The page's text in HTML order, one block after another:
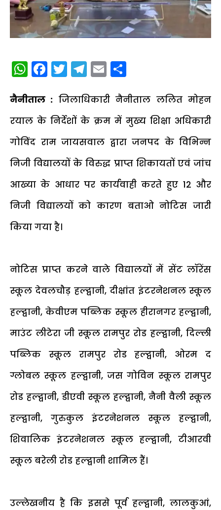
WhatsApp
Facebook
Twitter
Telegram
Email
नैनीताल : जिलाधिकारी नैनीताल ललित मोहन
रयाल के निर्देशों के क्रम में मुख्य शिक्षा अधिकारी
गोविंद राम जायसवाल द्वारा जनपद के विभिन्न
निजी विद्यालयों के विरुद्ध प्राप्त शिकायतों एवं जांच
आख्या के आधार पर कार्यवाही करते हुए 12 और
निजी विद्यालयों को कारण बताओ नोटिस जारी
किया गया है।
नोटिस प्राप्त करने वाले विद्यालयों में सेंट लॉरेंस
स्कूल देवलचौड़ हल्द्वानी, दीक्षांत इंटरनेशनल स्कूल
हल्द्वानी, केवीएम पब्लिक स्कूल हीरानगर हल्द्वानी,
माउंट लीटेरा जी स्कूल रामपुर रोड हल्द्वानी, दिल्ली
पब्लिक स्कूल रामपुर रोड हल्द्वानी, ओरम द
ग्लोबल स्कूल हल्द्वानी, जस गोविन स्कूल रामपुर
रोड हल्द्वानी, डीएवी स्कूल हल्द्वानी, नैनी वैली स्कूल
हल्द्वानी, गुरुकुल इंटरनेशनल स्कूल हल्द्वानी,
शिवालिक इंटरनेशनल स्कूल हल्द्वानी, टीआरवी
स्कूल बरेली रोड हल्द्वानी शामिल हैं।
उल्लेखनीय है कि इससे पूर्व हल्द्वानी, लालकुआं,